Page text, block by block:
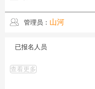
管理员： 山河
已报名人员
查看更多